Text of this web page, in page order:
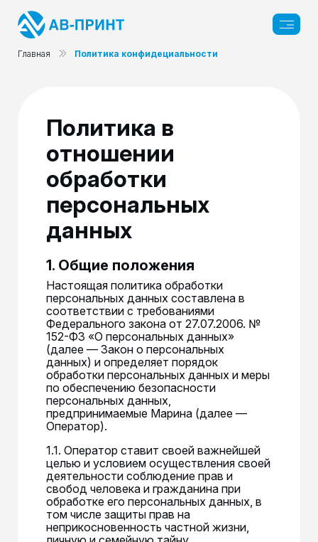
Главная Политика конфидециальности
Политика в
отношении
обработки
персональных
данных
1. Общие положения
Настоящая политика обработки
персональных данных составлена в
соответствии с требованиями
Федерального закона от 27.07.2006. №
152-ФЗ «О персональных данных»
(далее — Закон о персональных
данных) и определяет порядок
обработки персональных данных и меры
по обеспечению безопасности
персональных данных,
предпринимаемые Марина (далее —
Оператор).
1.1. Оператор ставит своей важнейшей
целью и условием осуществления своей
деятельности соблюдение прав и
свобод человека и гражданина при
обработке его персональных данных, в
том числе защиты прав на
неприкосновенность частной жизни,